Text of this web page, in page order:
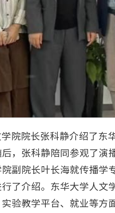
院院长张科静介绍了东
，张科静陪同参观了演
副院长叶长海就传播学
了介绍。东华大学人文
验教学平台、就业等方